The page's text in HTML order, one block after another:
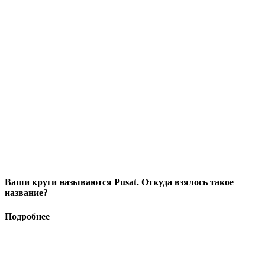
Ваши круги называются Pusat. Откуда взялось такое
название?
Подробнее